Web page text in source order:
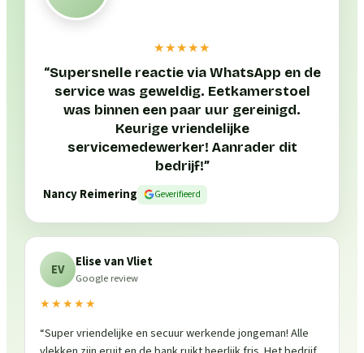
★★★★★
“Supersnelle reactie via WhatsApp en de
service was geweldig. Eetkamerstoel
was binnen een paar uur gereinigd.
Keurige vriendelijke
servicemedewerker! Aanrader dit
bedrijf!”
Nancy Reimering
Geverifieerd
EV Elise van Vliet
Google review
★★★★★
“Super vriendelijke en secuur werkende jongeman! Alle